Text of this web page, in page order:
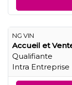
NG VIN
Accueil et
Qualifiante
Intra Entreprise